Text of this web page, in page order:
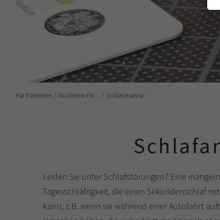
Für Patienten Akademie für… Schlafanalyse
Leiden Sie unter Schlafstörungen? Eine
Tagesschläfrigkeit, die einen Sekundenschlaf
kann, z.B. wenn sie während einer Autofahrt